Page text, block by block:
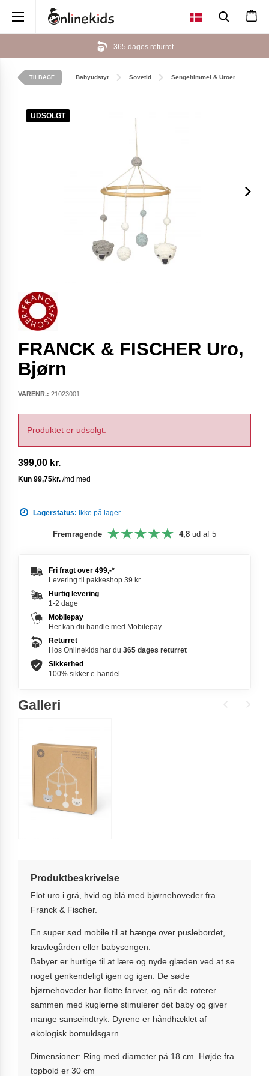
365 dages returret
TILBAGE Babyudstyr Sovetid Sengehimmel & Uroer
UDSOLGT
FRANCK & FISCHER Uro,
Bjørn
VARENR.: 21023001
Produktet er udsolgt.
399,00 kr.
Lagerstatus: Ikke på lager
Fremragende 4,8 ud af 5
Fri fragt over 499,-*
Levering til pakkeshop 39 kr.
Hurtig levering
1-2 dage
Mobilepay
Her kan du handle med Mobilepay
Returret
Hos Onlinekids har du 365 dages returret
Sikkerhed
100% sikker e-handel
Galleri
Produktbeskrivelse
Flot uro i grå, hvid og blå med bjørnehoveder fra
Franck & Fischer.
En super sød mobile til at hænge over puslebordet,
kravlegården eller babysengen.
Babyer er hurtige til at lære og nyde glæden ved at se
noget genkendeligt igen og igen. De søde
bjørnehoveder har flotte farver, og når de roterer
sammen med kuglerne stimulerer det baby og giver
mange sanseindtryk. Dyrene er håndhæklet af
økologisk bomuldsgarn.
Dimensioner: Ring med diameter på 18 cm. Højde fra
topbold er 30 cm